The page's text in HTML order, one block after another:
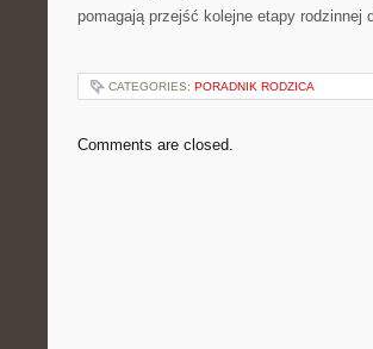
pomagają przejść kolejne etapy rodzinnej
CATEGORIES: PORADNIK RODZICA
Comments are closed.